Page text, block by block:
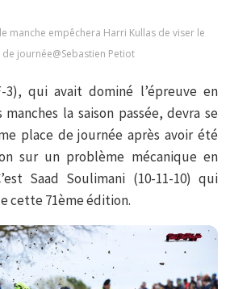
manche empêchera Harri Kullas de viser le
journée@Sebastien Petiot
3), qui avait dominé l’épreuve en
la saison passée, devra se
place de journée après avoir été
sur un problème mécanique en
Saad Soulimani (10-11-10) qui
cette 71ème édition.